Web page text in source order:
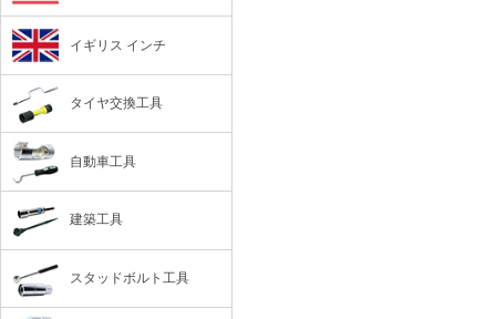
イギリス インチ
タイヤ交換工具
自動車工具
建築工具
スタッドボルト工具